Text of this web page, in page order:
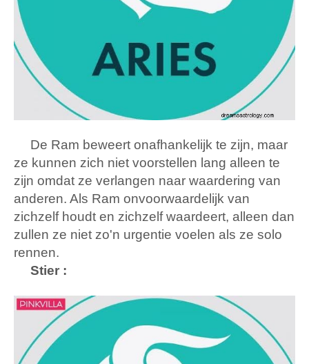
De Ram beweert onafhankelijk te zijn, maar
ze kunnen zich niet voorstellen lang alleen te
zijn omdat ze verlangen naar waardering van
anderen. Als Ram onvoorwaardelijk van
zichzelf houdt en zichzelf waardeert, alleen dan
zullen ze niet zo'n urgentie voelen als ze solo
rennen.
Stier :